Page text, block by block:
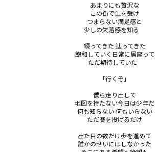
あまりにも贅沢な
この街で生を受け
つまらない満足感と
少しの欠落感を知る
綴ってきた 辿ってきた
飽和していく日常に居座って
ただ期待していた
「行くぞ」
僕ら走り出して
地図を持たない今日は少年だ
何も知らない 何もいらない
ただ賽を投げるだけ
出た目の数だけ歩を進めて
誰かのせいにはしなかった